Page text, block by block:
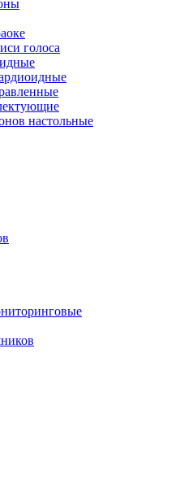
голоса
настольные